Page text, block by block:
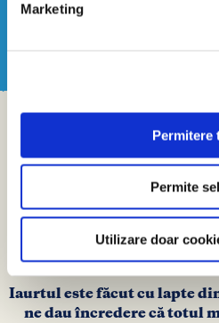
Marketing
Permitere
Permite
Utilizare doar
Dar știai că
fermierii
Cu fiecare iaurt pe care
localăde lapte și fermierii
Iaurtul este făcut cu lapte
ne dau încredere că totul